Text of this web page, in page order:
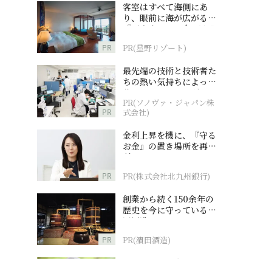
PR
客室はすべて海側にあ
り、眼前に海が広がる
『西表島ホテル by 星野
PR(星野リゾート)
PR
最先端の技術と技術者た
ちの熱い気持ちによって
作られているオーダーメ
イド補聴器
PR(ソノヴァ・ジャパン株
式会社)
PR
金利上昇を機に、『守る
お金』の置き場所を再検
討
PR(株式会社北九州銀行)
PR
創業から続く150余年の
歴史を今に守っている濵
田酒造
PR(濵田酒造)